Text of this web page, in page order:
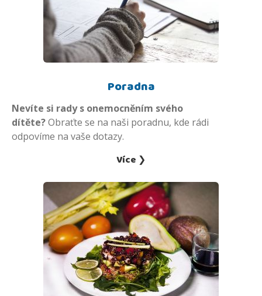
Poradna
Nevíte si rady s onemocněním svého
dítěte?Obraťte se na naši poradnu, kde rádi
odpovíme na vaše dotazy.
Více ❯